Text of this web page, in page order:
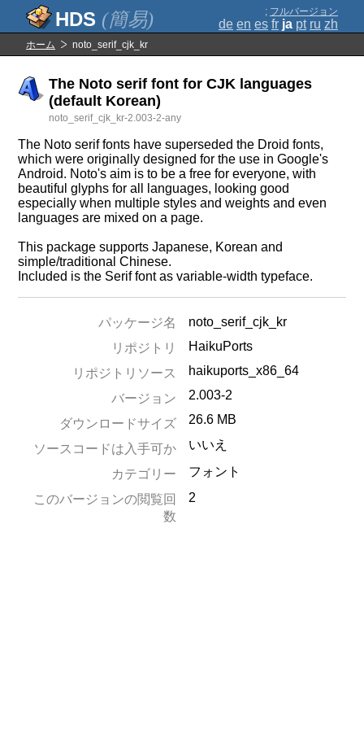
(簡易) ; フルバージョン
de en es fr ja pt ru zh
ホーム noto_serif_cjk_kr
The Noto serif font for CJK languages
(default Korean)
noto_serif_cjk_kr-2.003-2-any
The Noto serif fonts have superseded the Droid fonts,
which were originally designed for the use in Google's
Android. Noto's aim is to be a free for everyone, with
beautiful glyphs for all languages, looking good
especially when multiple styles and weights and even
languages are mixed on a page.
This package supports Japanese, Korean and
simple/traditional Chinese.
Included is the Serif font as variable-width typeface.
パッケージ名
noto_serif_cjk_kr
リポジトリ
HaikuPorts
リポジトリソース
haikuports_x86_64
バージョン
2.003-2
ダウンロードサイズ 26.6 MB
ソースコードは入手可か いいえ
カテゴリー
フォント
このバージョンの閲覧回
数
2